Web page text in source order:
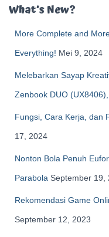
What’s New?
More Complete and
Everything! Mei 9, 2024
Melebarkan Sayap
Zenbook DUO (UX8406),
Fungsi, Cara Kerja, dan
17, 2024
Nonton Bola Penuh
Parabola September 19,
Rekomendasi Game
September 12, 2023